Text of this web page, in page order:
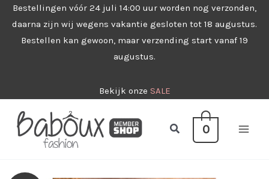
naar
Bestellingen vóór 24 juli 14:00 uur worden nog verzonden,
daarna zijn wij wegens vakantie gesloten tot 18 augustus.
Bestellen kan gewoon, maar verzending start vanaf 19
augustus.
Bekijk onze SALE
Zoeken0